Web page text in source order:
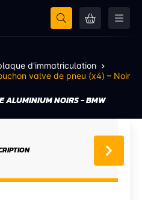
d'immatriculation
valve de pneu (x4) – Noir
ALUMINIUM NOIRS - BMW